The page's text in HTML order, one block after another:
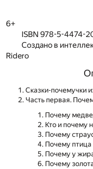
6+
ISBN 978-5-4474-
Создано в
Ridero
Сказки-почемучки
Часть первая.
Почему
Кто и почему
Почему
Почему птица
Почему у
Почему